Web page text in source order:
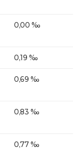
0,00 ‰
0,19 ‰
0,69 ‰
0,83 ‰
0,77 ‰